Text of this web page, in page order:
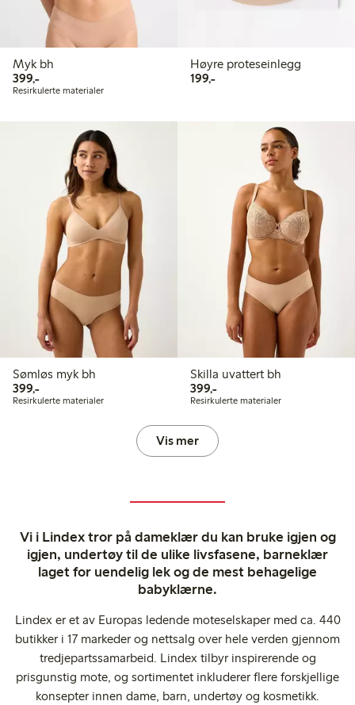
Myk bh
399,-399,00 kr
Resirkulerte materialer
Høyre proteseinlegg
199,-199,00 kr
Sømløs myk bh
399,-399,00 kr
Resirkulerte materialer
Skilla uvattert bh
399,-399,00 kr
Resirkulerte materialer
Vis mer
Vi i Lindex tror på dameklær du kan bruke igjen og
igjen, undertøy til de ulike livsfasene, barneklær
laget for uendelig lek og de mest behagelige
babyklærne.
Lindex er et av Europas ledende moteselskaper med ca. 440
butikker i 17 markeder og nettsalg over hele verden gjennom
tredjepartssamarbeid. Lindex tilbyr inspirerende og
prisgunstig mote, og sortimentet inkluderer flere forskjellige
konsepter innen dame, barn, undertøy og kosmetikk.